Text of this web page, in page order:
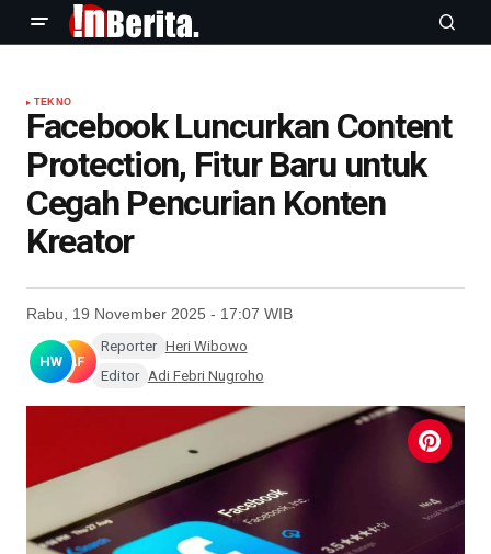
TEKNO
Facebook Luncurkan Content
Protection, Fitur Baru untuk
Cegah Pencurian Konten
Kreator
Rabu, 19 November 2025 - 17:07 WIB
HW AF
Reporter Heri Wibowo
Editor Adi Febri Nugroho